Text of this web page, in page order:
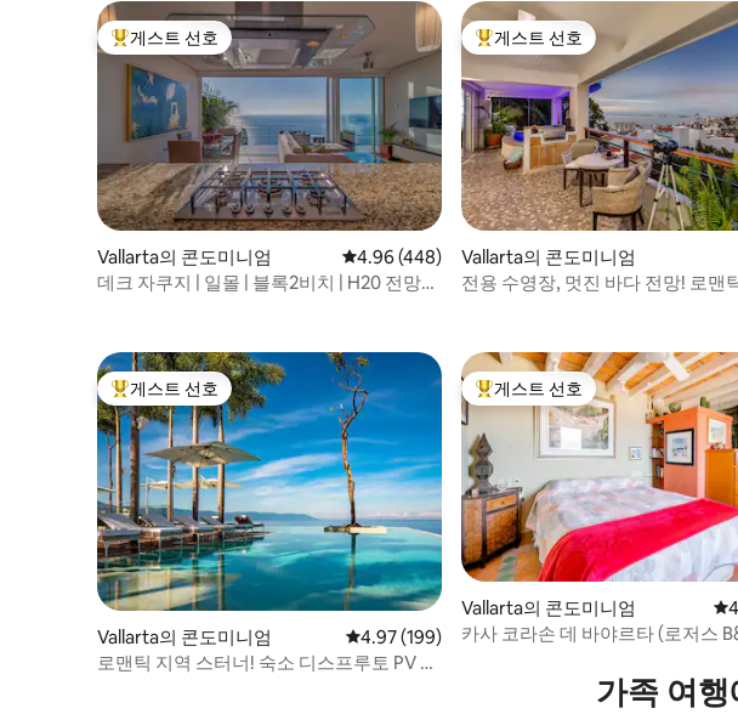
원사/수영장 청소 담당자, 정기 유지 보수 서
비스도 마련되어 있습니다. 그 결과 발생하
는 모든 문제는 일반적으로 현지 직원이 신
속하게 처리할 수 있습니다. 저희 메이드는
요금의 일부로 주 2회 청소를 하며, 수영장/
정원 서비스는 매일 제공되므로 게스트는
일반적으로 도움을 받고 대화할 수 있는 사
람이 있습니다. 저희 직원들은 수년간 저희
와 함께 일해 왔으며 게스트에게 서비스를
제공하는 데 있어 매우 숙련되고 경험이 풍
부합니다. 이 빌라는 반데라스 베이 옆에 울
창한 정글로 덮인 산 사이에 위치한 푸에르
토 바야르타의 사우스 쇼어에 있습니다. 놀
해변이 있습니다. 저희 한적하고 독점적인
게이티드 빌라 커뮤니티는 푸에르토 바야르
타의 매력적이고 역사적인 로맨틱 존에서
불과 몇 분 거리에 있으며, 마을에서 몇 분 거
리에 있으며, 푸에르토 바야르타 공항에서
불과 10마일 거리에 있습니다. 택시를 쉽게
이용할 수 있으며 7달러에 10분 만에 마을에
도착할 수 있습니다. 해안 도로 버스는 15분
마다 빌라 앞에 정차하며, 0.50달러로 10분
안에 마을에 도착할 수 있습니다!! 전용 주차
장이 포함되어 있습니다. 빌라에는 매일 오
후 7시부터 오전 7시까지 경비원이 있습니
다. 저녁에 발생하는 모든 문제나 질문은 보
안 직원이 처리할 수 있습니다. 어린 자녀를
상위 게스트 선호
게스트 선호
Vallarta의 콘도미니엄 평점 4.96점(5점 만점), 후기 448개
4.96 (448)
데크 자쿠지 | 일몰 | 블록2비치 | H20 전망
상위 게스트 선호
게스트 선호
Vallarta의 콘도미니엄
전용 수영장, 멋진 바다 전망! 로맨
상위 게스트 선호
게스트 선호
Vallarta의 콘도미니엄 평점 4.97점(5점 만점), 후기 199개
4.97 (199)
로맨틱 지역 스터너! 숙소 디스프루토 PV @
상위 게스트 선호
게스트 선호
Vallarta의 콘도미니엄 평
카사 코라손 데 바야르타 (로저스
가족 여